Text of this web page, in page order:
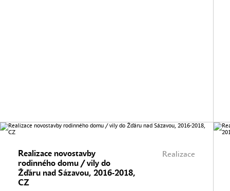
Realizace
Realizace novostavby
rodinného domu / vily do
Žďáru nad Sázavou, 2016-2018,
CZ